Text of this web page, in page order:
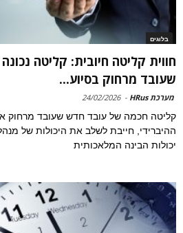
בלוגים
חווית קליטה חיובית: קליטה
שעובד מרחוק בסיוע...
מערכת HRus -
24/02/2026
קליטה חכמה של עובד חדש שעובד מרחוק
ההיברידי, חייבת לשלב את היכולות של
יכולות הבינה המלאכותית